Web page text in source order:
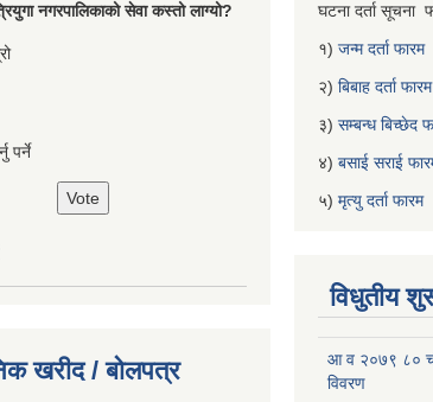
नगरपालिकाको सेवा कस्तो लाग्यो?
पर्ने
खरीद / बोलपत्र
घटना दर्ता सूचना
१) जन्म दर्ता फारम
२) बिबाह दर्ता फारम
३) सम्बन्ध बिच्छेद
४) बसाई सराई
५) मृत्यु दर्ता फारम
विधुतीय
आ व २०७९ ८०
विवरण